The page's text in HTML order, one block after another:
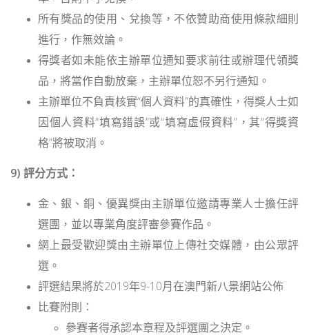
所有獎品的使用、兌換等，不依贊助商使用條款細則
進行，作無效論。
得獎者如未能依主辦單位通知要求前往或辦理代領獎
品，將當作自動放棄，主辦單位恕不另行通知。
主辦單位不負責核實“個人資料”的真確性，得獎人士如
因個人資料“填寫錯誤”或“填寫虛假資料”，其“得獎資
格”將被取消。
9) 評分方式 ：
金、銀、銅、優異獎由主辦單位邀請專業人士擔任評
選團，並以專業角度評審參賽作品。
網上最受歡迎獎由主辦單位上傳社交媒體，由公眾評
選。
評選結果將於2019年9-10月在澳門新八景網站公佈
比賽附則：
參賽者得承認本章程及評選團之決定。